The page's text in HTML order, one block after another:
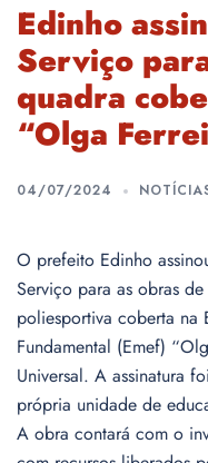
Edinho
Serviço
quadra
“Olga
04/07/2024
O prefeito Edinho
Serviço para as obras
poliesportiva coberta na
Fundamental (Emef)
Universal. A assinatura
própria unidade de
A obra contará com o